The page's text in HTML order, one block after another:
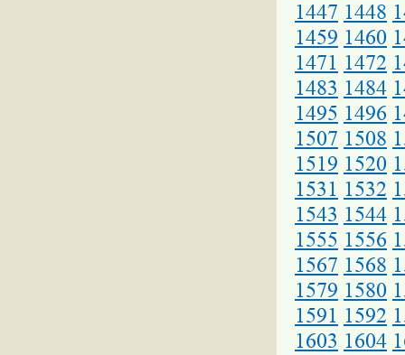
1447 1448
1459 1460
1471 1472
1483 1484
1495 1496
1507 1508
1519 1520
1531 1532
1543 1544
1555 1556
1567 1568
1579 1580
1591 1592
1603 1604